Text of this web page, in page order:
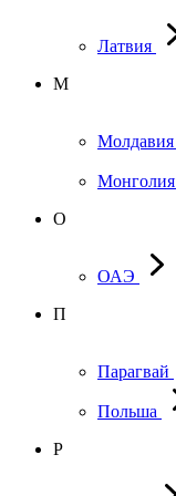
Латвия
М
Молдавия
Монголия
О
ОАЭ
П
Парагвай
Польша
Р